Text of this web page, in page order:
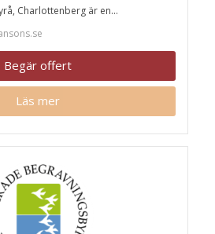
Charlottenberg är en...
Begär offert
Läs mer